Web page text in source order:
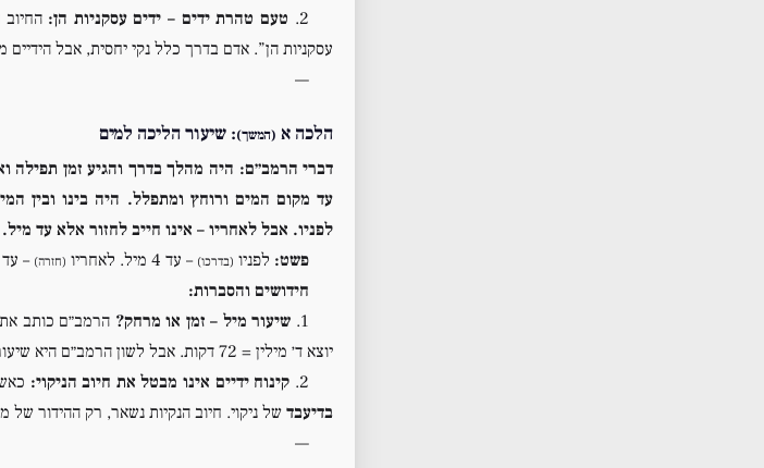
2. טעם טהרת ידים – ידים עסקניות הן:
עסקניות הן”. אדם בדרך כלל נקי יחסית, אבל הידיים
—
הלכה א (המשך): שיעור הליכה למים
דברי הרמב״ם: היה מהלך בדרך והגיע זמן תפילה
עד מקום המים ורוחץ ומתפלל. היה בינו ובין
לפניו. אבל לאחריו – אינו חייב לחזור אלא עד
פשט: לפניו (בדרכו) – עד 4 מיל. לאחריו (חזרה) – עד 1 מיל. יותר מכך – מנקה באבן/עפר.
חידושים והסברות:
1. שיעור מיל – זמן או מרחק? הרמב״ם כותב
יוצא ד׳ מילין = 72 דקות. אבל לשון הרמב״ם היא שיעור במקום, לא בזמן.
2. קינוח ידיים אינו מבטל את חיוב הניקוי:
בדיעבד של ניקוי. חיוב הנקיות נשאר, רק ההידור של
—